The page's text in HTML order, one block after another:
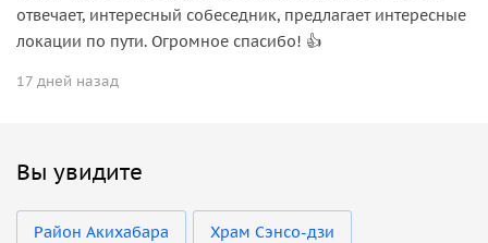
отвечает, интересный собеседник, предлагает интересные
локации по пути. Огромное спасибо! 👍
17 дней назад
Вы увидите
Район Акихабара Храм Сэнсо-дзи